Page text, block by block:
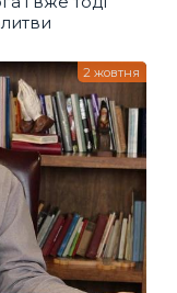
2 жовтня